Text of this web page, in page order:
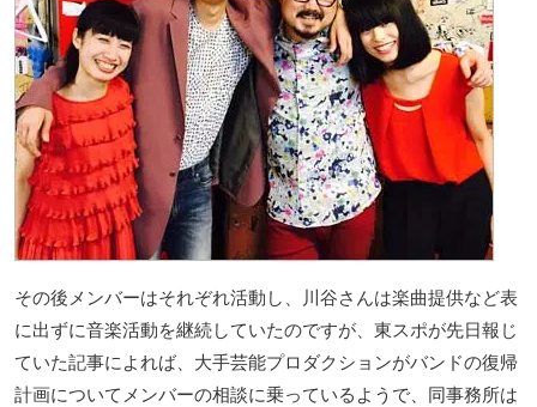
その後メンバーはそれぞれ活動し、川谷さんは楽曲提供など表
に出ずに音楽活動を継続していたのですが、東スポが先日報じ
ていた記事によれば、大手芸能プロダクションがバンドの復帰
計画についてメンバーの相談に乗っているようで、同事務所は